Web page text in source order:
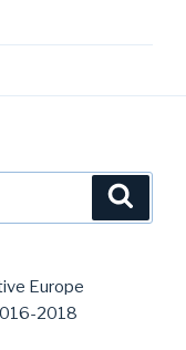
Europe
2018